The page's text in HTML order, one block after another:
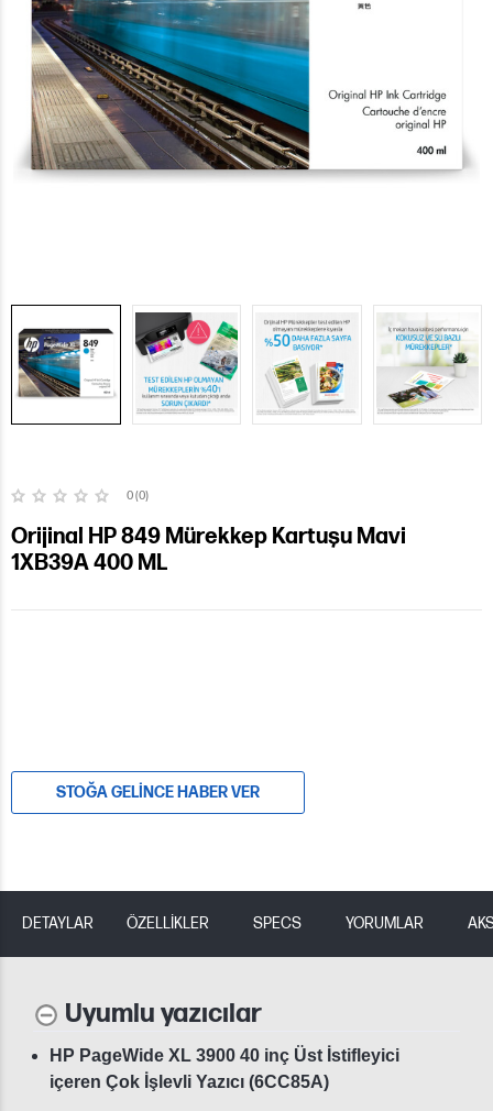
0 (0)
Orijinal HP 849 Mürekkep Kartuşu Mavi
1XB39A 400 ML
STOĞA GELINCE HABER VER
DETAYLAR ÖZELLİKLER SPECS YORUMLAR
Uyumlu yazıcılar
HP PageWide XL 3900 40 inç Üst İstifleyici
içeren Çok İşlevli Yazıcı (6CC85A)